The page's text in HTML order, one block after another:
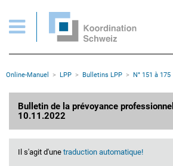
Pages importantes
Page d'accueil
Contenu
Plan du site
Rootline
Online-Manuel LPP Bulletins LPP N° 151 à 175
Bulletin de la prévoyance
10.11.2022
Il s'agit d'une traduction automatique!